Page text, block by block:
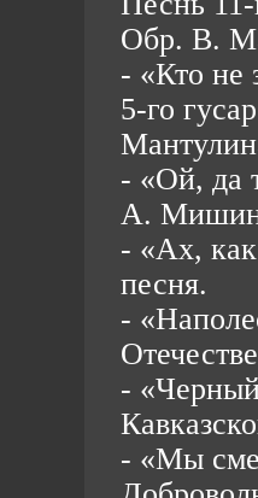
Обр. В.
- «Кто не
5-го
- «Ой, да
А.
- «Ах,
песня.
-
-
- «Мы